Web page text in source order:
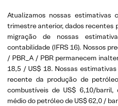
Atualizamos nossas estimativas
trimestre anterior, dados recentes
migração de nossas
contabilidade (IFRS 16). Nossos
/ PBR_A / PBR permanecem
18,5 / US$ 18. Nossas
recente da produção de
combustíveis de US$ 6,10/
médio do petróleo de US$ 62,0 /